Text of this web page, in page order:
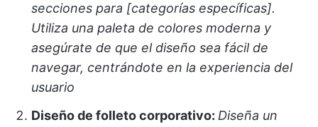
secciones para [categorías específicas].
Utiliza una paleta de colores moderna y
asegúrate de que el diseño sea fácil de
navegar, centrándote en la experiencia del
usuario
Diseño de folleto corporativo: Diseña un